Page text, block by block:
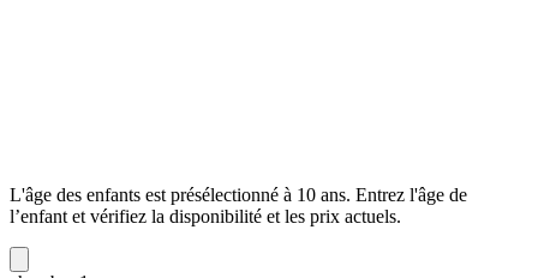
L'âge des enfants est présélectionné à 10 ans. Entrez l'âge de
l’enfant et vérifiez la disponibilité et les prix actuels.